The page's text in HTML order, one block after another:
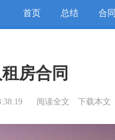
首页 总结 合同
房合同
阅读全文 下载本文